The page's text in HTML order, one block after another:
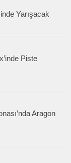
Yarışacak
Piste
Aragon